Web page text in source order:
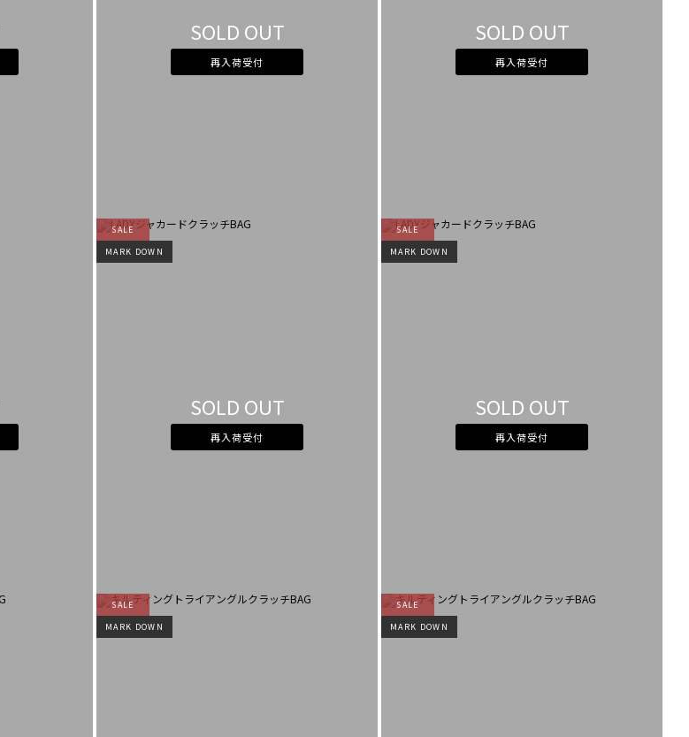
SOLD OUT
再入荷受付
SOLD OUT
再入荷受付
SOLD OUT
再入荷受付
SALE
MARK DOWN
SOLD OUT
再入荷受付
SALE
MARK DOWN
SALE
MARK DOWN
SALE
MARK DOWN